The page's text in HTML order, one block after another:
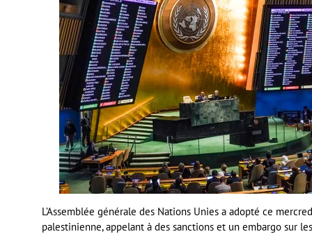
L’Assemblée générale des Nations Unies a adopté ce
palestinienne, appelant à des sanctions et un embargo sur